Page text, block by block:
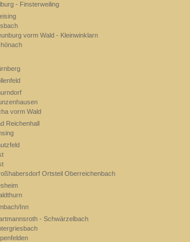
- Finsterweiling
vorm Wald - Kleinwinklarn
vorm Wald
Reichenhall
Ortsteil Oberreichenbach
Inn
- Schwärzelbach